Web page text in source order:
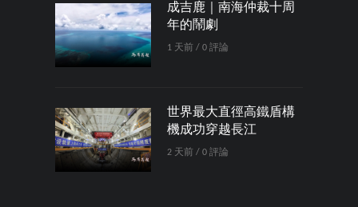
成吉鹿｜南海仲裁十周
年的鬧劇
1 天前 / 0 評論
世界最大直徑高鐵盾構
機成功穿越長江
2 天前 / 0 評論